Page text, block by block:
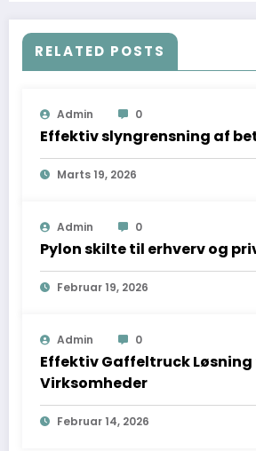
RELATED POSTS
Admin 0
Effektiv slyngrensning af
Marts 19, 2026
Admin 0
Pylon skilte til erhverv og
Februar 19, 2026
Admin 0
Effektiv Gaffeltruck Løsning
Virksomheder
Februar 14, 2026